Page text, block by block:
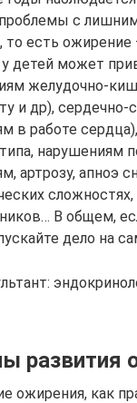
с
то есть ожирение
детей может
желудочно-
и др),
в работе
нарушениям
артрозу, апноэ
В общем,
дело на
развития
ожирения, как